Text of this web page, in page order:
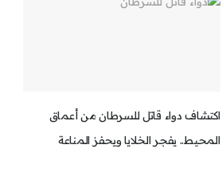
اكتشاف دواء قاتل للسرطان من أعماق
المحيط.. يفجر الخلايا ويحفز المناعة